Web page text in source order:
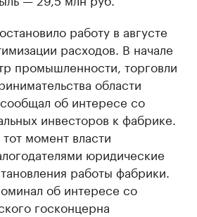
работу в августе
расходов. В начале
промышленности, торговли
области
об интересе со
инвесторов к фабрике.
момент власти
юридические
работы фабрики.
об интересе со
госконцерна